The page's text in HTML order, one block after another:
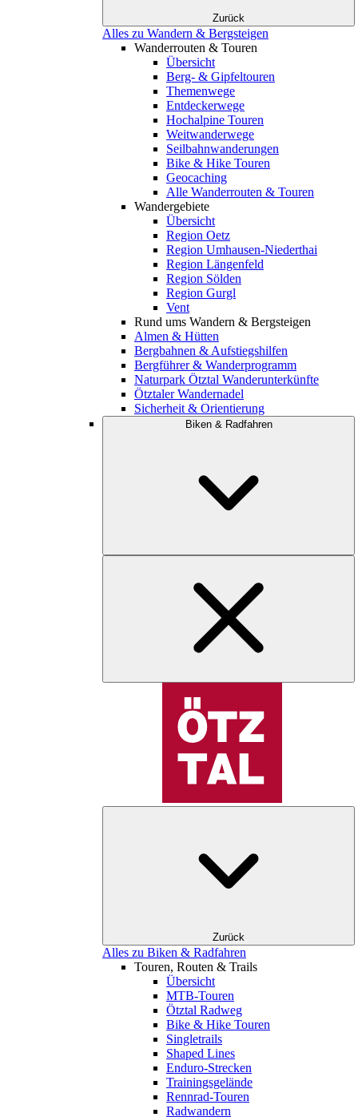
Zurück
Alles zu Wandern & Bergsteigen
Wanderrouten & Touren
Übersicht
Berg- & Gipfeltouren
Themenwege
Entdeckerwege
Hochalpine Touren
Weitwanderwege
Seilbahnwanderungen
Bike & Hike Touren
Geocaching
Alle Wanderrouten & Touren
Wandergebiete
Übersicht
Region Oetz
Region Umhausen-Niederthai
Region Längenfeld
Region Sölden
Region Gurgl
Vent
Rund ums Wandern & Bergsteigen
Almen & Hütten
Bergbahnen & Aufstiegshilfen
Bergführer & Wanderprogramm
Naturpark Ötztal Wanderunterkünfte
Ötztaler Wandernadel
Sicherheit & Orientierung
Biken & Radfahren
Zurück
Alles zu Biken & Radfahren
Touren, Routen & Trails
Übersicht
MTB-Touren
Ötztal Radweg
Bike & Hike Touren
Singletrails
Shaped Lines
Enduro-Strecken
Trainingsgelände
Rennrad-Touren
Radwandern